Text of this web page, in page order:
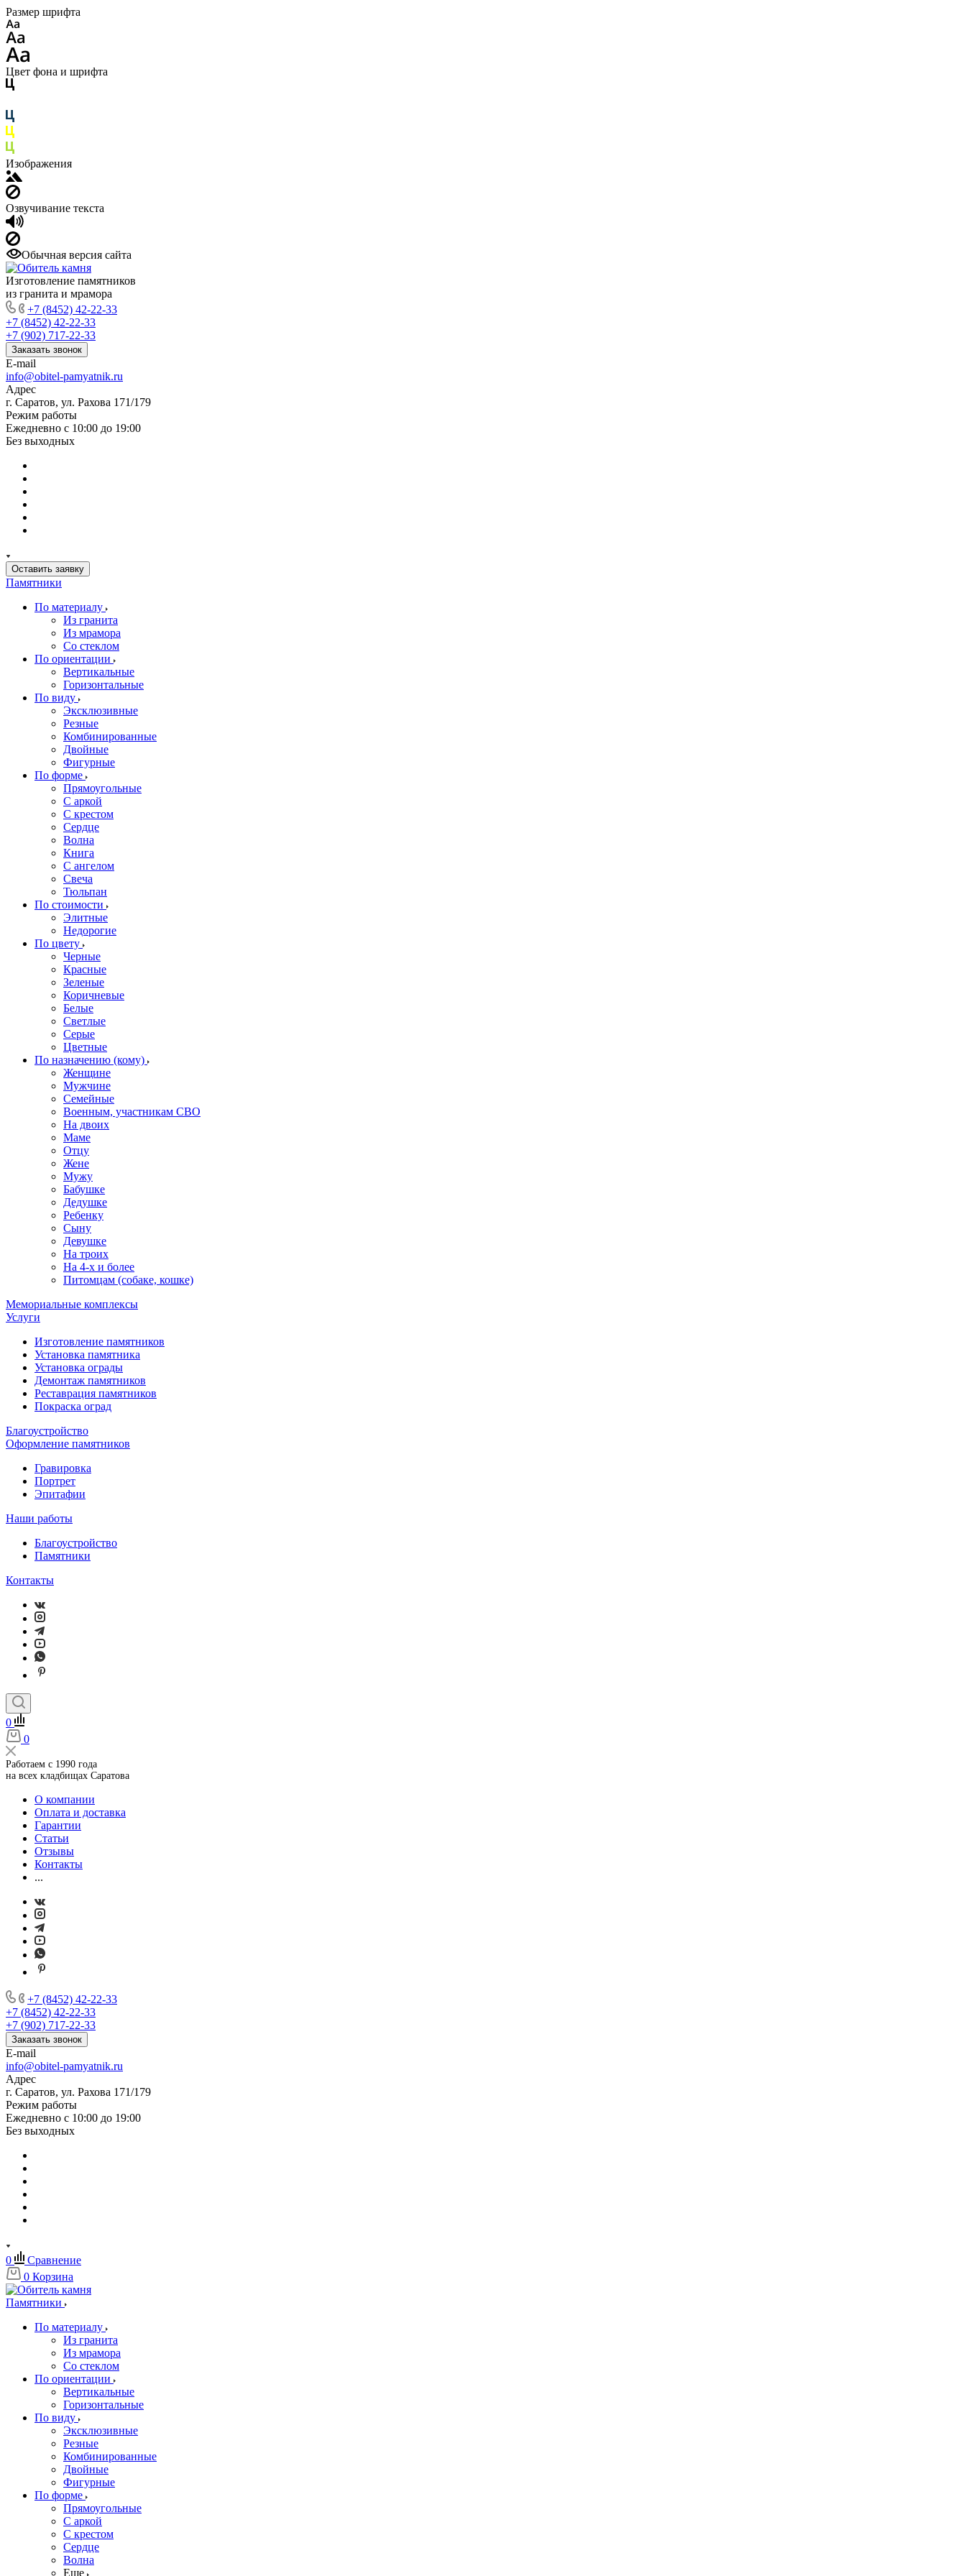
Размер шрифта
Цвет фона и шрифта
Изображения
Озвучивание текста
Обычная версия сайта
Изготовление памятников
из гранита и мрамора
+7 (8452) 42-22-33
+7 (8452) 42-22-33
+7 (902) 717-22-33
Заказать звонок
E-mail
info@obitel-pamyatnik.ru
Адрес
г. Саратов, ул. Рахова 171/179
Режим работы
Ежедневно с 10:00 до 19:00
Без выходных
Оставить заявку
Памятники
По материалу
Из гранита
Из мрамора
Со стеклом
По ориентации
Вертикальные
Горизонтальные
По виду
Эксклюзивные
Резные
Комбинированные
Двойные
Фигурные
По форме
Прямоугольные
С аркой
С крестом
Сердце
Волна
Книга
С ангелом
Свеча
Тюльпан
По стоимости
Элитные
Недорогие
По цвету
Черные
Красные
Зеленые
Коричневые
Белые
Светлые
Серые
Цветные
По назначению (кому)
Женщине
Мужчине
Семейные
Военным, участникам СВО
На двоих
Маме
Отцу
Жене
Мужу
Бабушке
Дедушке
Ребенку
Сыну
Девушке
На троих
На 4-х и более
Питомцам (собаке, кошке)
Мемориальные комплексы
Услуги
Изготовление памятников
Установка памятника
Установка ограды
Демонтаж памятников
Реставрация памятников
Покраска оград
Благоустройство
Оформление памятников
Гравировка
Портрет
Эпитафии
Наши работы
Благоустройство
Памятники
Контакты
0
0
Работаем с 1990 года
на всех кладбищах Саратова
О компании
Оплата и доставка
Гарантии
Статьи
Отзывы
Контакты
...
+7 (8452) 42-22-33
+7 (8452) 42-22-33
+7 (902) 717-22-33
Заказать звонок
E-mail
info@obitel-pamyatnik.ru
Адрес
г. Саратов, ул. Рахова 171/179
Режим работы
Ежедневно с 10:00 до 19:00
Без выходных
0
Сравнение
0 Корзина
Памятники
По материалу
Из гранита
Из мрамора
Со стеклом
По ориентации
Вертикальные
Горизонтальные
По виду
Эксклюзивные
Резные
Комбинированные
Двойные
Фигурные
По форме
Прямоугольные
С аркой
С крестом
Сердце
Волна
Еще